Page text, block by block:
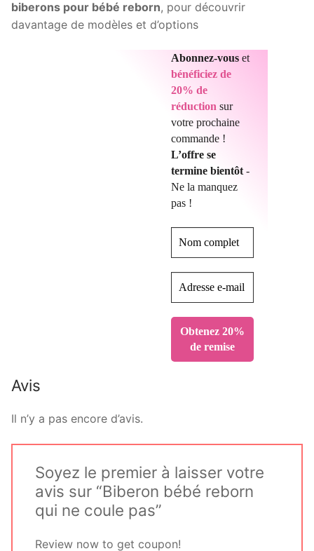
biberons pour bébé reborn, pour découvrir
davantage de modèles et d’options
Abonnez-vous et
bénéficiez de
20% de
réduction sur
votre prochaine
commande !
L’offre se
termine bientôt -
Ne la manquez
pas !
Avis
Il n’y a pas encore d’avis.
Soyez le premier à laisser votre
avis sur “Biberon bébé reborn
qui ne coule pas”
Review now to get coupon!